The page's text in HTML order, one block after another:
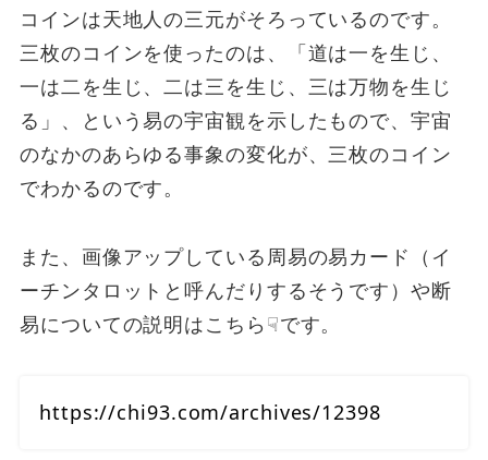
コインは天地人の三元がそろっているのです。
三枚のコインを使ったのは、「道は一を生じ、
一は二を生じ、二は三を生じ、三は万物を生じ
る」、という易の宇宙観を示したもので、宇宙
のなかのあらゆる事象の変化が、三枚のコイン
でわかるのです。
また、画像アップしている周易の易カード（イ
ーチンタロットと呼んだりするそうです）や断
易についての説明はこちら☟です。
https://chi93.com/archives/12398